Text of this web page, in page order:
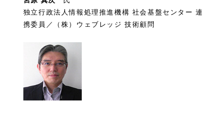
独立行政法人情報処理推進機構 社会基盤センター 連
携委員／（株）ウェブレッジ 技術顧問